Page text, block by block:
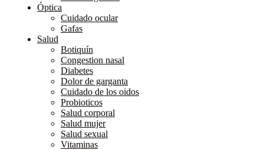
Óptica
Cuidado ocular
Gafas
Salud
Botiquín
Congestion nasal
Diabetes
Dolor de garganta
Cuidado de los oidos
Probioticos
Salud corporal
Salud mujer
Salud sexual
Vitaminas